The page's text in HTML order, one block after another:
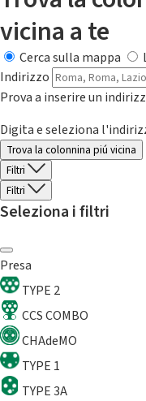
vicina a te
Cerca sulla mappa
Indirizzo
Prova a inserire un
Digita e seleziona
Trova la colonnina piú vicina
Filtri
Filtri
Seleziona i filtri
Presa
TYPE 2
CCS COMBO
CHAdeMO
TYPE 1
TYPE 3A